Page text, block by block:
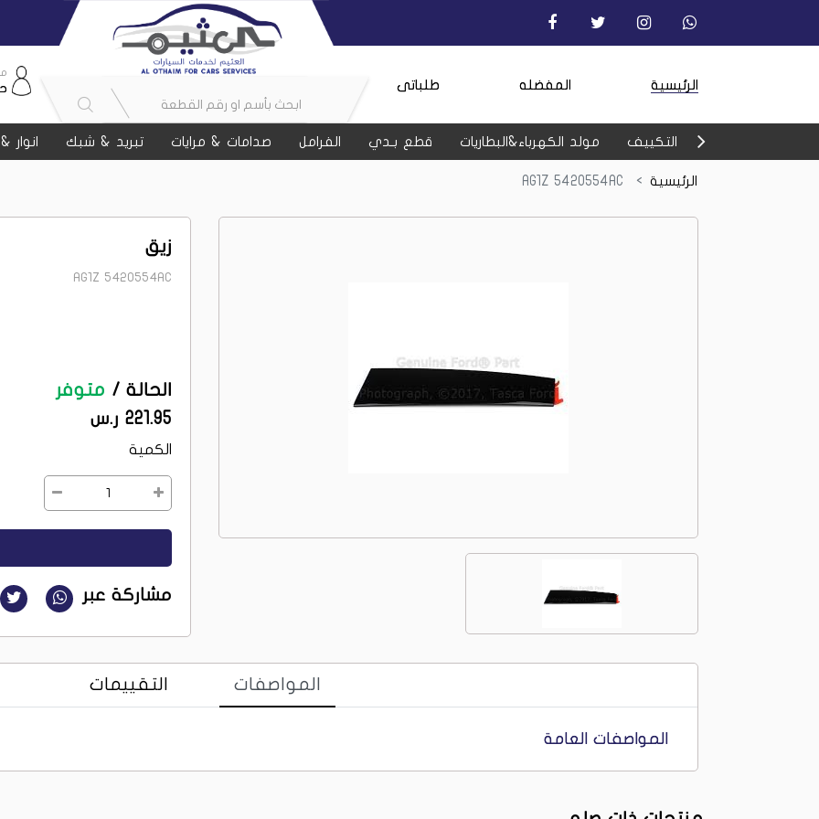
الرئيسية المفضله طلباتى
التكييف مولد الكهرباء&البطاريات قطع بـدي الفرامل صدامات & مرايات تبريد & شبك انوار
الرئيسية
زيق
AG1Z 5420554AC
الحالة / متوفر
221.95 ر.س
الكمية
1
مشاركة عبر
المواصفات التقييمات
المواصفات العامة